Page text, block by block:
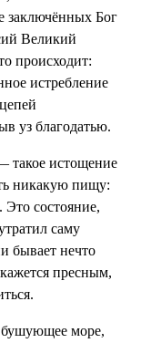
заключённых Бог
Великий
происходит:
истребление
уз благодатью.
такое истощение
никакую пищу:
состояние,
саму
бывает нечто
пресным,
бушующее море,